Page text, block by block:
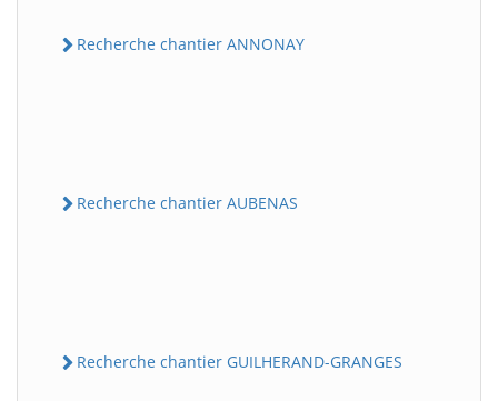
Recherche chantier ANNONAY
Recherche chantier AUBENAS
Recherche chantier GUILHERAND-GRANGES